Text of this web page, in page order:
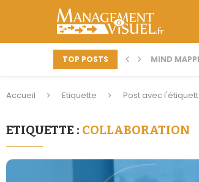
TOP POSTS MIND
Accueil Etiquette Post avec
ETIQUETTE : COLLABORATION